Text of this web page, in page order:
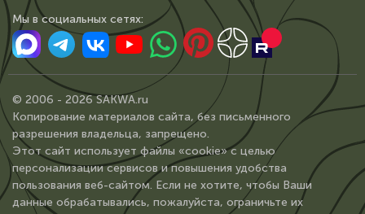
Мы в сoциальных сетях:
© 2006 - 2026 SAKWA.ru
Копирование материалов сайта, без письменного
разрешения владельца, запрещено.
Этот сайт использует файлы «cookie» с целью
персонализации сервисов и повышения удобства
пользования веб-сайтом. Если не хотите, чтобы Ваши
данные обрабатывались, пожалуйста, ограничьте их